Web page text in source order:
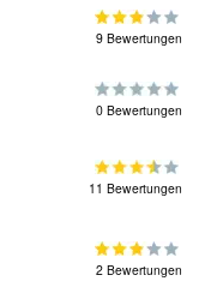
9 Bewertungen
0 Bewertungen
11 Bewertungen
2 Bewertungen